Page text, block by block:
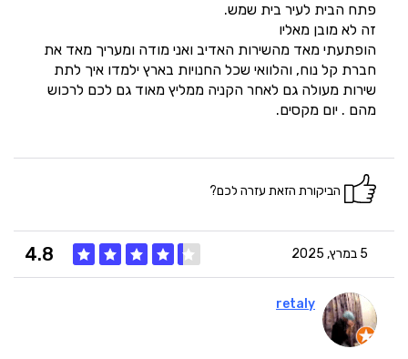
פתח הבית לעיר בית שמש.
זה לא מובן מאליו
הופתעתי מאד מהשירות האדיב ואני מודה ומעריך מאד את
חברת קל נוח, והלוואי שכל החנויות בארץ ילמדו איך לתת
שירות מעולה גם לאחר הקניה ממליץ מאוד גם לכם לרכוש
מהם . יום מקסים.
הביקורת הזאת עזרה לכם?
5 במרץ, 2025 4.8
retaly